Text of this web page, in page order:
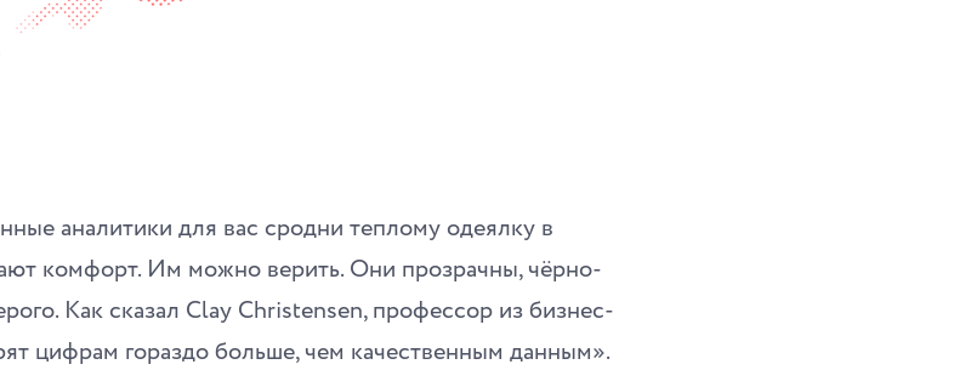
аналитики для вас сродни теплому одеялку в
комфорт. Им можно верить. Они прозрачны, чёрно-
Как сказал Clay Christensen, профессор из бизнес-
цифрам гораздо больше, чем качественным данным».